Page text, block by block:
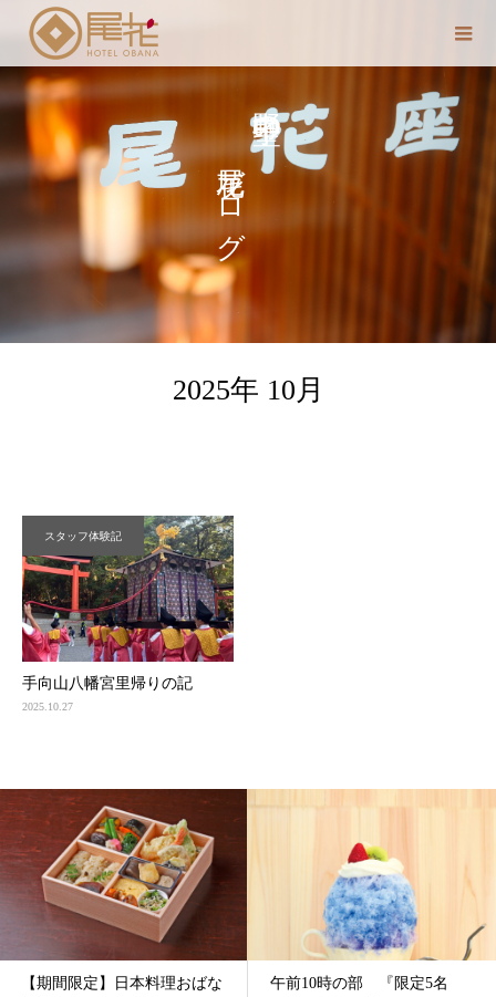
中野 聖子の
尾花ブログ
2025年 10月
スタッフ体験記
手向山八幡宮里帰りの記
2025.10.27
【期間限定】日本料理おばな
午前10時の部 『限定5名